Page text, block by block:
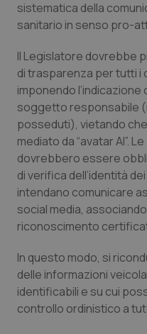
Tumore al seno
Tumore ovarico
Tumori del
Tumori
Ulcera & Reflusso
Vaccini
sistematica della
sanitario in senso pro-
Il Legislatore dovrebbe
di trasparenza per tutti i
imponendo l’indicazione
soggetto responsabile
posseduti), vietando
mediato da “avatar AI”.
dovrebbero essere
di verifica dell’identità
intendano comunicare
social media,
riconoscimento
In questo modo, si
delle informazioni
identificabili e su cui
controllo ordinistico a